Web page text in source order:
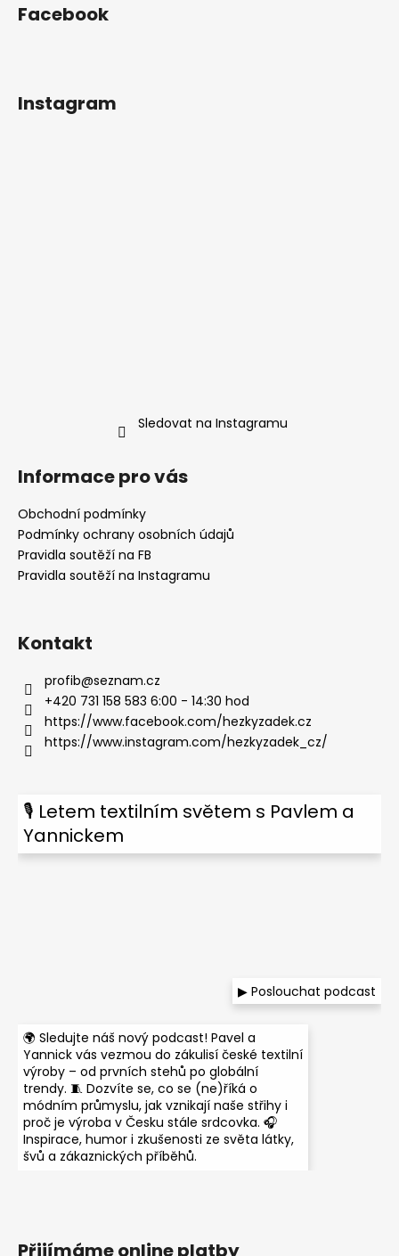
Facebook
Instagram
Sledovat na Instagramu
Informace pro vás
Obchodní podmínky
Podmínky ochrany osobních údajů
Pravidla soutěží na FB
Pravidla soutěží na Instagramu
Kontakt
profib@seznam.cz
+420 731 158 583 6:00 - 14:30 hod
https://www.facebook.com/hezkyzadek.cz
https://www.instagram.com/hezkyzadek_cz/
🎙 Letem textilním světem s Pavlem a
Yannickem
🌍 Sledujte náš nový podcast! Pavel a
Yannick vás vezmou do zákulisí české textilní
výroby – od prvních stehů po globální
trendy. 🧵 Dozvíte se, co se (ne)říká o
módním průmyslu, jak vznikají naše střihy i
proč je výroba v Česku stále srdcovka. 🎧
Inspirace, humor i zkušenosti ze světa látky,
švů a zákaznických příběhů.
▶ Poslouchat podcast
Přijímáme online platby